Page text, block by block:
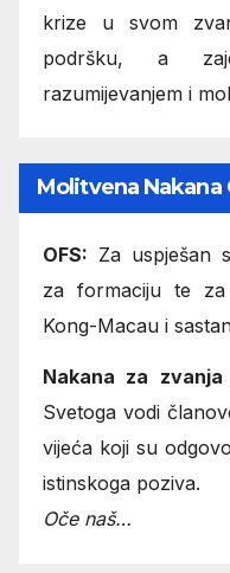
krize u svom
podršku, a
razumijevanjem i
Molitvena Nakana
OFS: Za uspješan
za formaciju te
Kong-Macau i
Nakana za zvanja
Svetoga vodi
vijeća koji su
istinskoga poziva.
Oče naš…